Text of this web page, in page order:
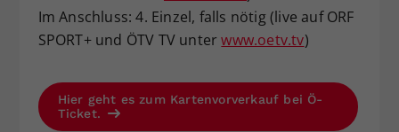
Im Anschluss: 4. Einzel, falls nötig (live auf ORF
SPORT+ und ÖTV TV unterwww.oetv.tv)
Hier geht es zum Kartenvorverkauf bei Ö-
Ticket.